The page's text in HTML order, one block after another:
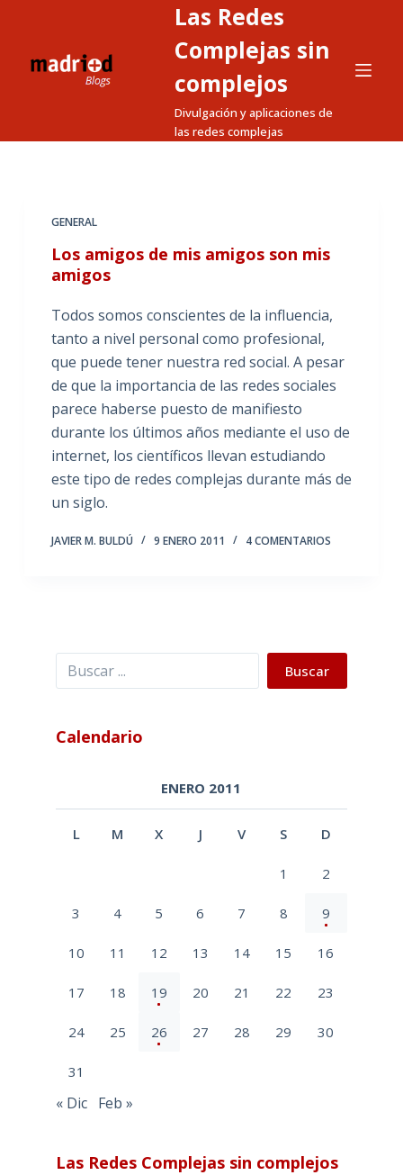
r
Las Redes
Complejas sin
complejos
Divulgación y aplicaciones de
las redes complejas
GENERAL
Los amigos de mis amigos son mis
amigos
Todos somos conscientes de la influencia,
tanto a nivel personal como profesional,
que puede tener nuestra red social. A pesar
de que la importancia de las redes sociales
parece haberse puesto de manifiesto
durante los últimos años mediante el uso de
internet, los científicos llevan estudiando
este tipo de redes complejas durante más de
un siglo.
JAVIER M. BULDÚ 9 ENERO 2011 4 COMENTARIOS
Buscar Buscar
Calendario
ENERO 2011
L M X J V S D
1 2
3 4 5 6 7 8 9
10 11 12 13 14 15 16
17 18 19 20 21 22 23
24 25 26 27 28 29 30
31
« Dic Feb »
Las Redes Complejas sin complejos